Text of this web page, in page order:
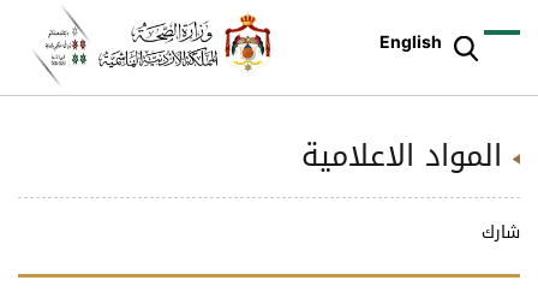
English
المواد الاعلامية
شارك